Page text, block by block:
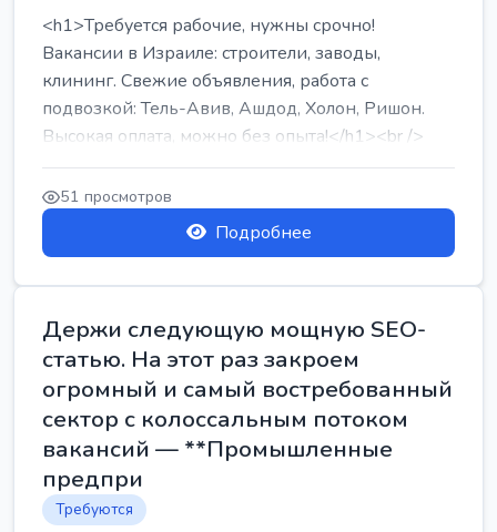
<h1>Требуется рабочие, нужны срочно!
Вакансии в Израиле: строители, заводы,
клининг. Свежие объявления, работа с
подвозкой: Тель-Авив, Ашдод, Холон, Ришон.
Высокая оплата, можно без опыта!</h1><br />
...
51 просмотров
Подробнее
Держи следующую мощную SEO-
статью. На этот раз закроем
огромный и самый востребованный
сектор с колоссальным потоком
вакансий — **Промышленные
предпри
Требуются